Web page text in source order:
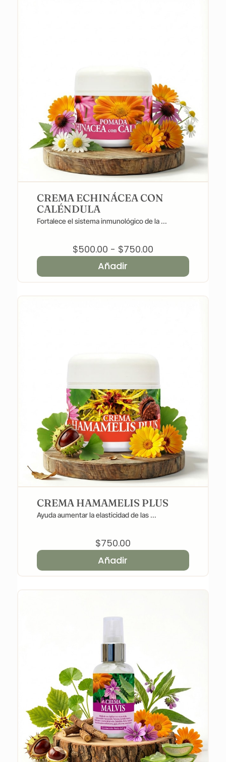
CREMA ECHINÁCEA CON
CALÉNDULA
Fortalece el sistema inmunológico de la ...
$500.00 - $750.00Rango
precios:
Añadir
CREMA HAMAMELIS PLUS
Ayuda aumentar la elasticidad de las ...
$750.00
Añadir